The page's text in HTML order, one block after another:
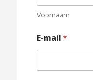
Voornaam
E-mail *